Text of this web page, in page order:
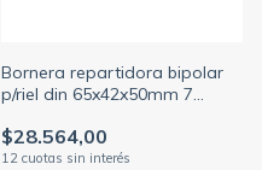
Bornera repartidora bipolar
p/riel din 65x42x50mm 7
$28.564,00